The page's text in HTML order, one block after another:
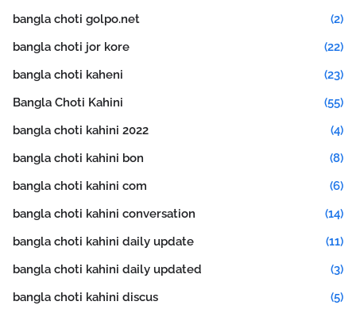
bangla choti golpo.net
(2)
bangla choti jor kore
(22)
bangla choti kaheni
(23)
Bangla Choti Kahini
(55)
bangla choti kahini 2022
(4)
bangla choti kahini bon
(8)
bangla choti kahini com
(6)
bangla choti kahini conversation
(14)
bangla choti kahini daily update
(11)
bangla choti kahini daily updated
(3)
bangla choti kahini discus
(5)